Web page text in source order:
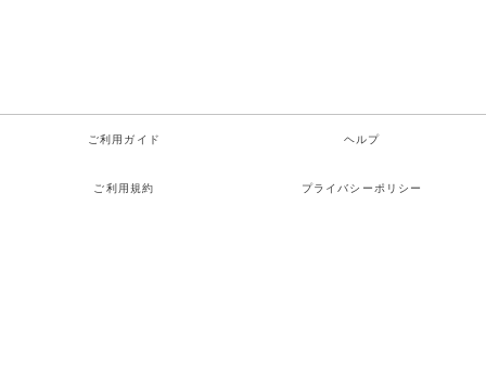
ご利用ガイド ヘルプ
ご利用規約 プライバシーポリシー